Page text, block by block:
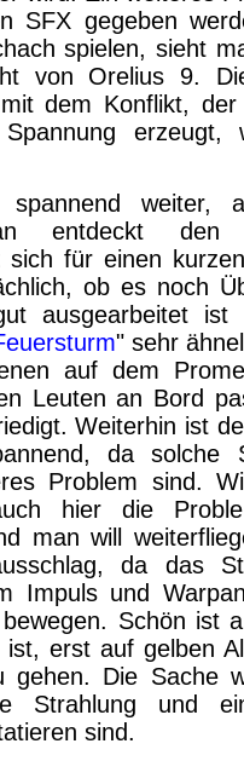
SFX gegeben
spielen, sieht
von Orelius 9.
dem Konflikt,
erzeugt,
weiter,
entdeckt den
für einen
ob es noch
ausgearbeitet ist
" sehr
auf dem
Leuten an Bord
Weiterhin ist
da solche
Problem sind.
hier die
man will
da das
Impuls und
Schön ist
erst auf gelben
Die Sache
Strahlung und
sind.